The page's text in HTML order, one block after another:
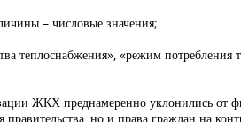
– числовые значения;
теплоснабжения», «режим
ЖКХ преднамеренно уклонились от
но и права граждан на